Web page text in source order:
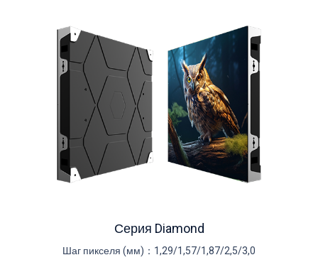
Серия Diamond
Шаг пикселя (мм)： 1,29/1,57/1,87/2,5/3,0